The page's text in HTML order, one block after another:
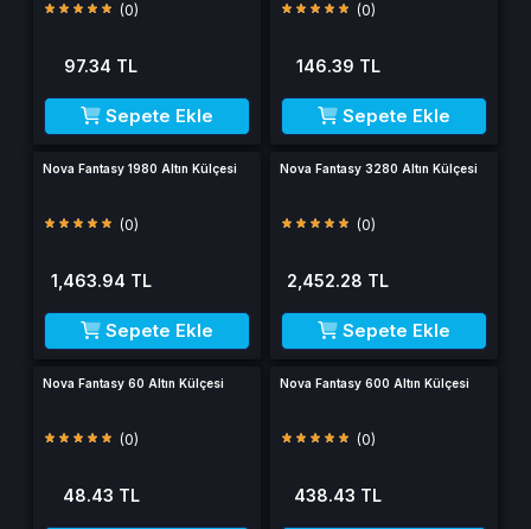
(0)
97.34 TL
Sepete Ekle
(0)
146.39 TL
Sepete Ekle
Nova Fantasy 1980 Altın Külçesi
(0)
1,463.94 TL
Sepete Ekle
Nova Fantasy 3280 Altın Külçesi
(0)
2,452.28 TL
Sepete Ekle
Nova Fantasy 60 Altın Külçesi
(0)
48.43 TL
Nova Fantasy 600 Altın Külçesi
(0)
438.43 TL